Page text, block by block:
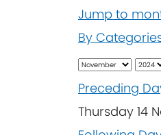
Jump to
By
Preceding
Thursday 14